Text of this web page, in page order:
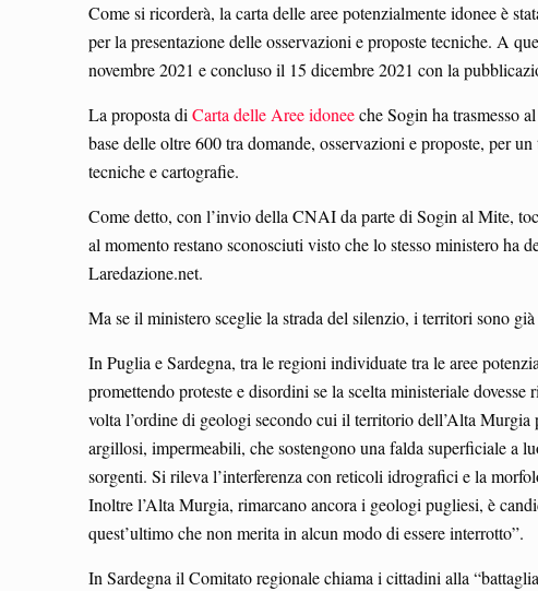
Come si ricorderà, la carta delle aree potenzialmente idonee è
per la presentazione delle osservazioni e proposte tecniche. A
novembre 2021 e concluso il 15 dicembre 2021 con la
La proposta diCarta delle Aree idoneeche Sogin ha trasmesso
base delle oltre 600 tra domande, osservazioni e proposte, per
tecniche e cartografie.
Come detto, con l’invio della CNAI da parte di Sogin al Mite,
al momento restano sconosciuti visto che lo stesso ministero
Laredazione.net.
Ma se il ministero sceglie la strada del silenzio, i territori sono
In Puglia e Sardegna, tra le regioni individuate tra le aree
promettendo proteste e disordini se la scelta ministeriale
volta l’ordine di geologi secondo cui il territorio dell’Alta
argillosi, impermeabili, che sostengono una falda superficiale a
sorgenti. Si rileva l’interferenza con reticoli idrografici e la
Inoltre l’Alta Murgia, rimarcano ancora i geologi pugliesi, è
quest’ultimo che non merita in alcun modo di essere interrotto”.
In Sardegna il Comitato regionale chiama i cittadini alla